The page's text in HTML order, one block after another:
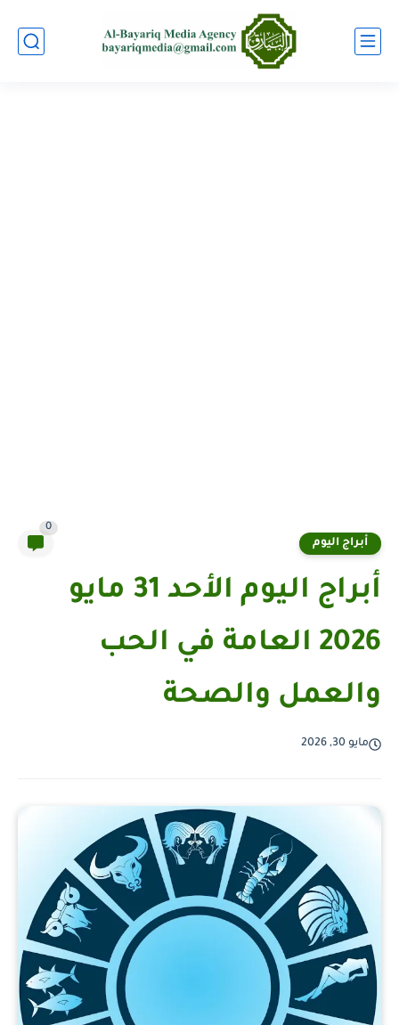
أبراج اليوم
0
أبراج اليوم الأحد 31 مايو
2026 العامة في الحب
والعمل والصحة
مايو 30, 2026